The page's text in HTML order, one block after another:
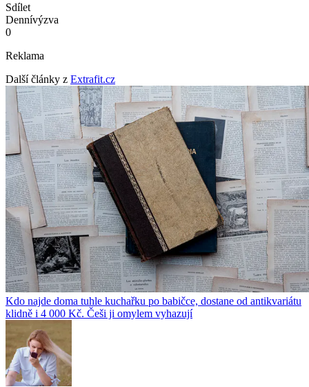
Sdílet
Dennívýzva
0
Reklama
Další články z Extrafit.cz
Kdo najde doma tuhle kuchařku po babičce, dostane od antikvariátu
klidně i 4 000 Kč. Češi ji omylem vyhazují